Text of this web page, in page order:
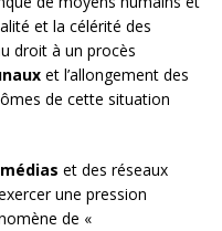
et la célérité des
droit à un procès
et l’allongement des
de cette situation
et des réseaux
une pression
de «